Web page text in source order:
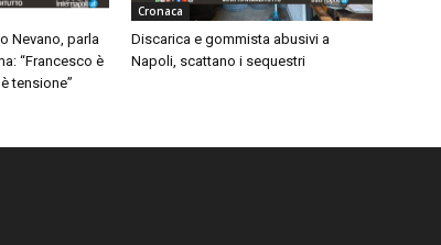
Nevano, parla
“Francesco è
tensione”
Cronaca
Discarica e gommista abusivi a
Napoli, scattano i sequestri